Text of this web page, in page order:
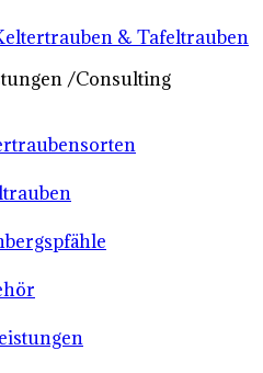
& Tafeltrauben
/Consulting